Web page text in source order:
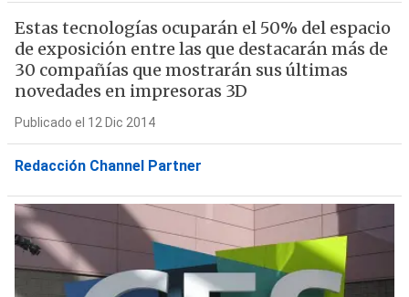
Estas tecnologías ocuparán el 50% del espacio
de exposición entre las que destacarán más de
30 compañías que mostrarán sus últimas
novedades en impresoras 3D
Publicado el 12 Dic 2014
Redacción Channel Partner